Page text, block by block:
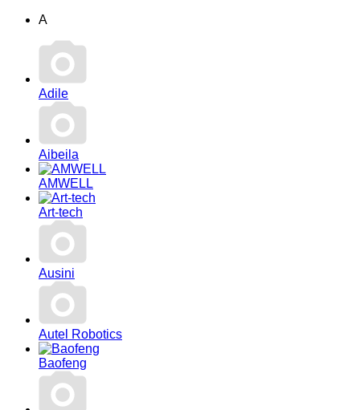
А
Adile
Aibeila
AMWELL
Art-tech
Ausini
Autel Robotics
Baofeng